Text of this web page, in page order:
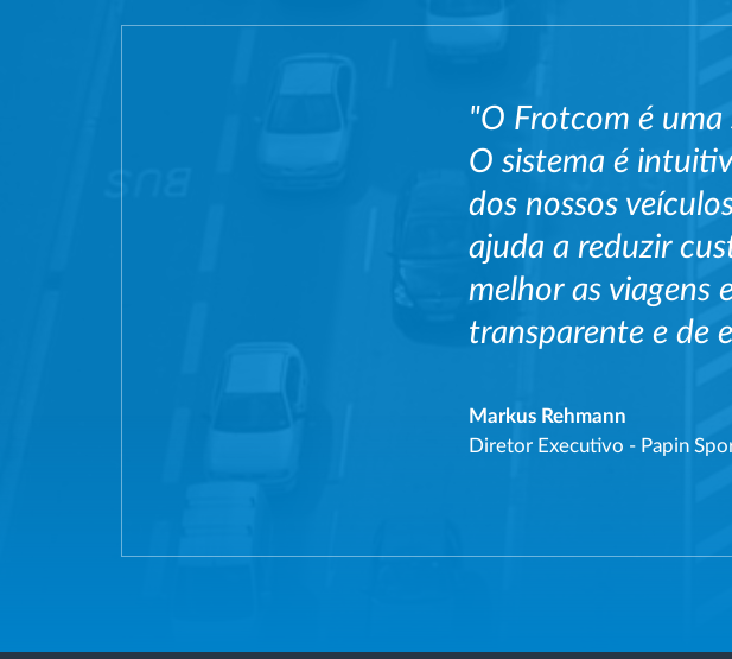
"O Frotcom é
O sistema é
dos nossos
ajuda a reduzir
melhor as viagens
transparente e de
Markus Rehmann
Diretor Executivo - Papin